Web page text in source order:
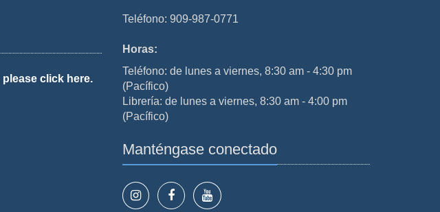
please click here.
Teléfono: 909-987-0771
Horas:
Teléfono: de lunes a viernes, 8:30 am - 4:30 pm
(Pacífico)
Librería: de lunes a viernes, 8:30 am - 4:00 pm
(Pacífico)
Manténgase conectado